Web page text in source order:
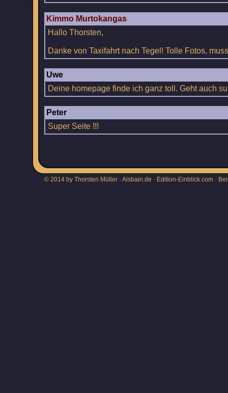
Kimmo Murtokangas
Hallo Thorsten,
Danke von Taxifahrt nach Tegel! Tolle Fotos,
Uwe
Deine homepage finde ich ganz toll. Geht auch
Peter
Super Seite !!!
© 2014 by Thorsten Müller · Aisbain.de · Edition-Einblick.com ·